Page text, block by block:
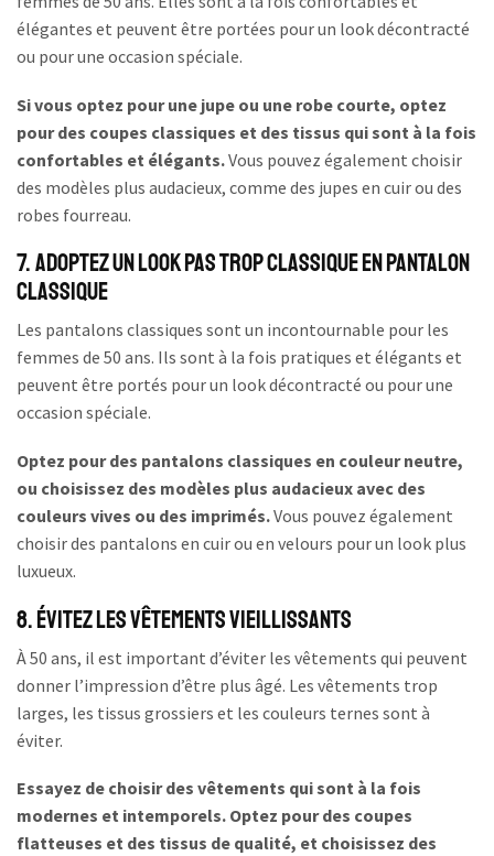
élégantes et peuvent être portées pour un look décontracté
ou pour une occasion spéciale.
Si vous optez pour une jupe ou une robe courte, optez
pour des coupes classiques et des tissus qui sont à la fois
confortables et élégants.Vous pouvez également choisir
des modèles plus audacieux, comme des jupes en cuir ou des
robes fourreau.
7. Adoptez un look pas trop classique en pantalon
classique
Les pantalons classiques sont un incontournable pour les
femmes de 50 ans. Ils sont à la fois pratiques et élégants et
peuvent être portés pour un look décontracté ou pour une
occasion spéciale.
Optez pour des pantalons classiques en couleur neutre,
ou choisissez des modèles plus audacieux avec des
couleurs vives ou des imprimés.Vous pouvez également
choisir des pantalons en cuir ou en velours pour un look plus
luxueux.
8. Évitez les vêtements vieillissants
À 50 ans, il est important d’éviter les vêtements qui peuvent
donner l’impression d’être plus âgé. Les vêtements trop
larges, les tissus grossiers et les couleurs ternes sont à
éviter.
Essayez de choisir des vêtements qui sont à la fois
modernes et intemporels. Optez pour des coupes
flatteuses et des tissus de qualité, et choisissez des